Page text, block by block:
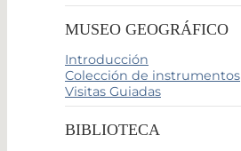
MUSEO GEOGRÁFICO
Introducción
Colección de instrumentos
Visitas Guiadas
BIBLIOTECA